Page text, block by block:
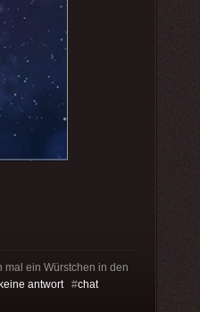
mal ein Würstchen in den
antwort#chat